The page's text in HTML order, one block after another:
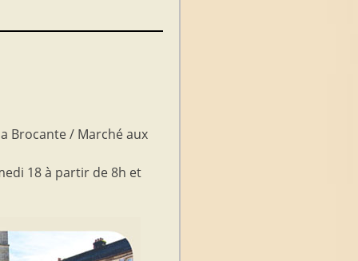
Brocante / Marché aux
18 à partir de 8h et